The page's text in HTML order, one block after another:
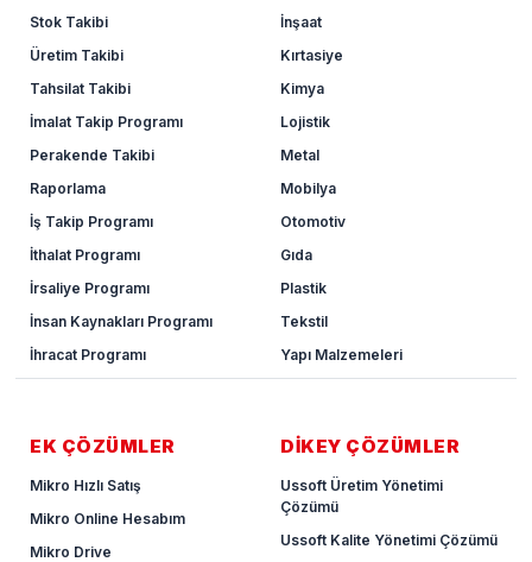
Stok Takibi
Üretim Takibi
Tahsilat Takibi
İmalat Takip Programı
Perakende Takibi
Raporlama
İş Takip Programı
İthalat Programı
İrsaliye Programı
İnsan Kaynakları Programı
İhracat Programı
İnşaat
Kırtasiye
Kimya
Lojistik
Metal
Mobilya
Otomotiv
Gıda
Plastik
Tekstil
Yapı Malzemeleri
EK ÇÖZÜMLER
Mikro Hızlı Satış
Mikro Online Hesabım
Mikro Drive
DİKEY ÇÖZÜMLER
Ussoft Üretim Yönetimi
Çözümü
Ussoft Kalite Yönetimi Çözümü